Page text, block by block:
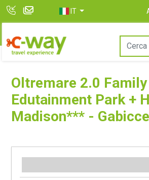
IT
Oltremare 2.0 Family
Edutainment Park +
Madison*** -